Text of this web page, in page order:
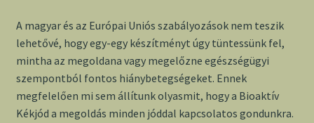
A magyar és az Európai Uniós szabályozások nem teszik
lehetővé, hogy egy-egy készítményt úgy tüntessünk fel,
mintha az megoldana vagy megelőzne egészségügyi
szempontból fontos hiánybetegségeket. Ennek
megfelelően mi sem állítunk olyasmit, hogy a Bioaktív
Kékjód a megoldás minden jóddal kapcsolatos gondunkra.